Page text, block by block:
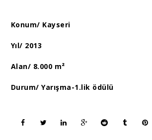
Konum/ Kayseri
Yıl/ 2013
Alan/ 8.000 m²
Durum/ Yarışma-1.lik ödülü